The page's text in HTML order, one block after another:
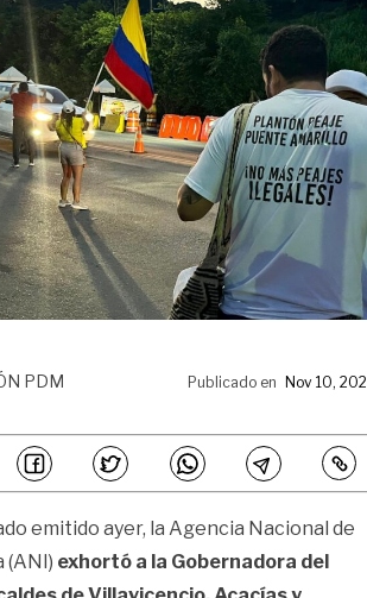
PDM Publicado en Nov 10,
emitido ayer, la Agencia Nacional de
exhortó a la Gobernadora del